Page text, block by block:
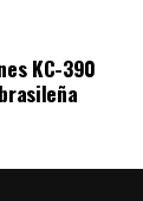
KC-390